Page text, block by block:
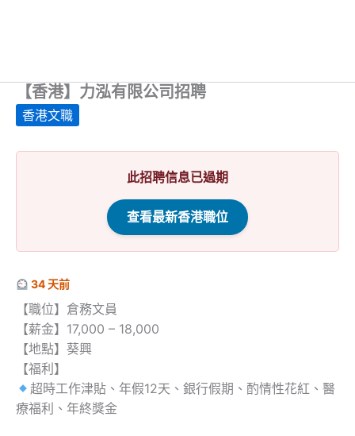
【香港】力泓有限公司招聘
香港文職
此招聘信息已過期
查看最新香港職位
34 天前
【職位】倉務文員
【薪金】17,000 – 18,000
【地點】葵興
【福利】
超時工作津貼、年假12天、銀行假期、酌情性花紅、醫
療福利、年終獎金